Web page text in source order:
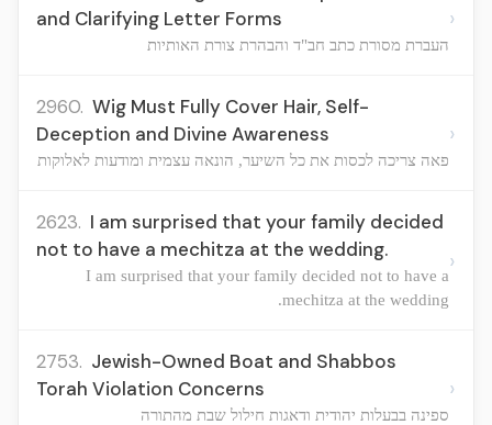
and Clarifying Letter Forms
העברת מסורת כתב חב"ד והבהרת צורת האותיות
›
2960. Wig Must Fully Cover Hair, Self-
Deception and Divine Awareness
פאה צריכה לכסות את כל השיער, הונאה עצמית ומודעות לאלוקות
›
2623. I am surprised that your family decided
not to have a mechitza at the wedding.
I am surprised that your family decided not to have a
mechitza at the wedding.
›
2753. Jewish-Owned Boat and Shabbos
Torah Violation Concerns
ספינה בבעלות יהודית ודאגות חילול שבת מהתורה
›